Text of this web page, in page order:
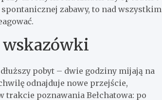
zabawy, to nad wszystkim
pobyt – dwie godziny mijają na
odnajduje nowe przejście,
trakcie poznawania Bełchatowa: po